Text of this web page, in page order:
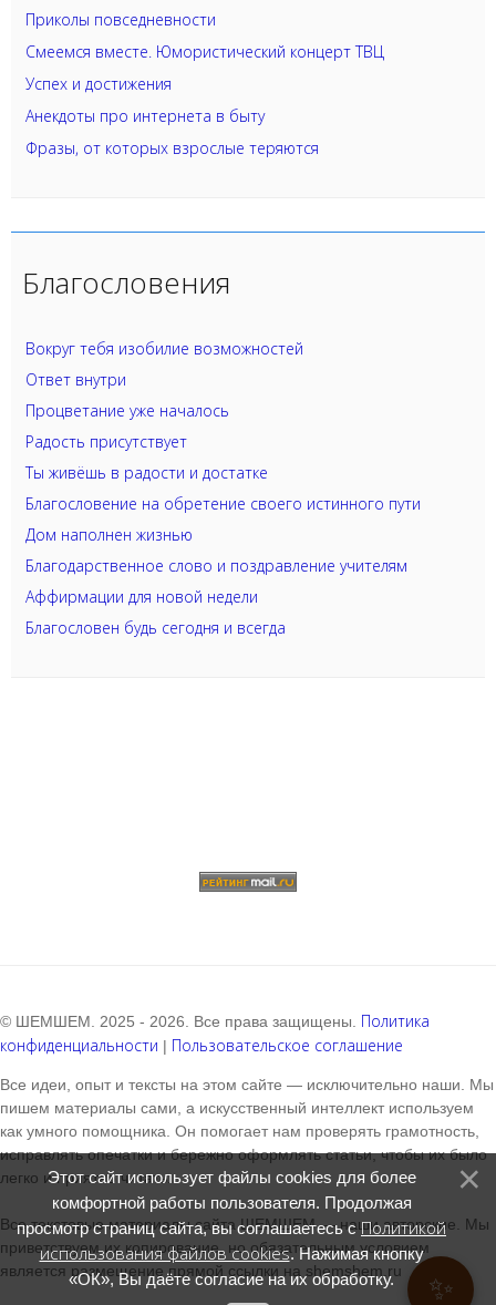
Приколы повседневности
Смеемся вместе. Юмористический концерт ТВЦ
Успех и достижения
Анекдоты про интернета в быту
Фразы, от которых взрослые теряются
Благословения
Вокруг тебя изобилие возможностей
Ответ внутри
Процветание уже началось
Радость присутствует
Ты живёшь в радости и достатке
Благословение на обретение своего истинного пути
Дом наполнен жизнью
Благодарственное слово и поздравление учителям
Аффирмации для новой недели
Благословен будь сегодня и всегда
✨
© ШЕМШЕМ. 2025 - 2026. Все права защищены. Политика
конфиденциальности | Пользовательское соглашение
Все идеи, опыт и тексты на этом сайте — исключительно наши. Мы
пишем материалы сами, а искусственный интеллект используем
как умного помощника. Он помогает нам проверять грамотность,
исправлять опечатки и бережно оформлять статьи, чтобы их было
легко и приятно читать.
Все текстовые материалы сайта ШЕМШЕМ — наши авторские. Мы
приветствуем их копирование, но обязательным условием
является размещение прямой ссылки на shemshem.ru
Этот сайт использует файлы cookies для более
комфортной работы пользователя. Продолжая
просмотр страниц сайта, вы соглашаетесь сПолитикой
использования файлов cookies. Нажимая кнопку
«ОК», Вы даёте согласие на их обработку.